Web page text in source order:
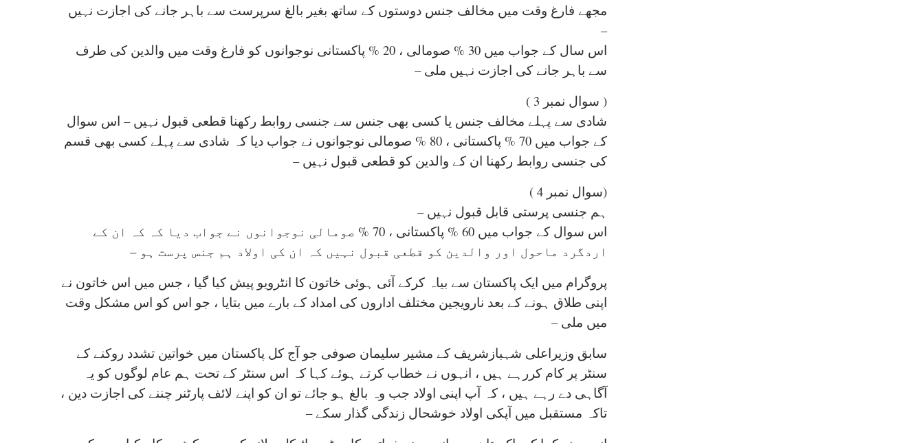
مجھے فارغ وقت میں مخالف جنس دوستوں کے ساتھ بغیر بالغ سرپرست سے باہر جانے کی اجازت نہیں
–
اس سال کے جواب میں 30 % صومالی ، 20 % پاکستانی نوجوانوں کو فارغ وقت میں والدین کی طرف
سے باہر جانے کی اجازت نہیں ملی –
( سوال نمبر 3 )
شادی سے پہلے مخالف جنس یا کسی بھی جنس سے جنسی روابط رکھنا قطعی قبول نہیں – اس سوال
کے جواب میں 70 % پاکستانی ، 80 % صومالی نوجوانوں نے جواب دیا کہ شادی سے پہلے کسی بھی قسم
کی جنسی روابط رکھنا ان کے والدین کو قطعی قبول نہیں –
(سوال نمبر 4 )
ہم جنسی پرستی قابل قبول نہیں –
اس سوال کے جواب میں 60 % پاکستانی ، 70 % صومالی نوجوانوں نے جواب دیا کہ کہ ان کے
اردگرد ماحول اور والدین کو قطعی قبول نہیں کہ ان کی اولاد ہم جنس پرست ہو –
پروگرام میں ایک پاکستان سے بیاہ کرکے آئی ہوئی خاتون کا انٹرویو پیش کیا گیا ، جس میں اس خاتون نے
اپنی طلاق ہونے کے بعد نارویجین مختلف اداروں کی امداد کے بارے میں بتایا ، جو اس کو اس مشکل وقت
میں ملی –
سابق وزیراعلی شہبازشریف کے مشیر سلیمان صوفی جو آج کل پاکستان میں خواتین تشدد روکنے کے
سنٹر پر کام کررہے ہیں ، انہوں نے خطاب کرتے ہوئے کہا کہ اس سنٹر کے تحت ہم عام لوگوں کو یہ
آگاہی دے رہے ہیں ، کہ آپ اپنی اولاد جب وہ بالغ ہو جائے تو ان کو اپنے لائف پارٹنر چننے کی اجازت دین ،
تاکہ مستقبل میں آپکی اولاد خوشحال زندگی گذار سکے –